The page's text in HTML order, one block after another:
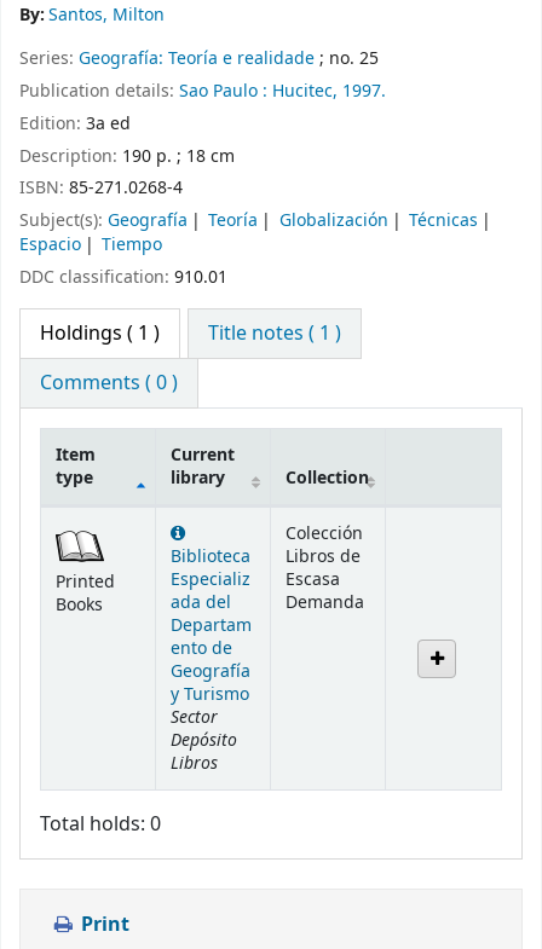
By:Santos, Milton
Series: Geografía: Teoría e realidade; no. 25
Publication details: Sao Paulo : Hucitec, 1997.
Edition: 3a ed
Description: 190 p. ; 18 cm
ISBN: 85-271.0268-4
Subject(s): Geografía Teoría Globalización
Técnicas
Espacio
Tiempo
DDC classification: 910.01
Holdings ( 1 )
Title notes ( 1 )
Comments ( 0 )
Item
type
Current
library
Collection
Printed
Books
Biblioteca
Especializ
ada del
Departam
ento de
Geografía
y Turismo
Sector
Depósito
Libros
Colección
Libros de
Escasa
Demanda
Total holds: 0
Print